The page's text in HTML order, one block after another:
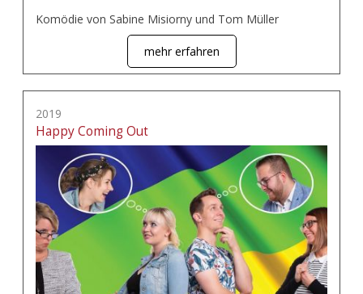
Komödie von Sabine Misiorny und Tom Müller
mehr erfahren
2019
Happy Coming Out